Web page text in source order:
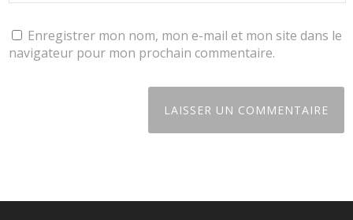
Enregistrer mon nom, mon e-mail et mon site dans le
navigateur pour mon prochain commentaire.